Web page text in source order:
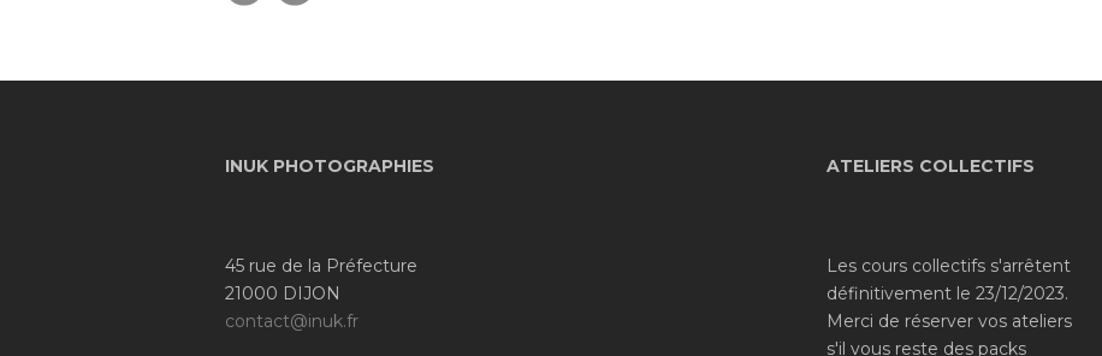
INUK PHOTOGRAPHIES
45 rue de la Préfecture
21000 DIJON
contact@inuk.fr
ATELIERS COLLECTIFS
Les cours collectifs s'arrêtent
définitivement le 23/12/2023.
Merci de réserver vos ateliers
s'il vous reste des packs